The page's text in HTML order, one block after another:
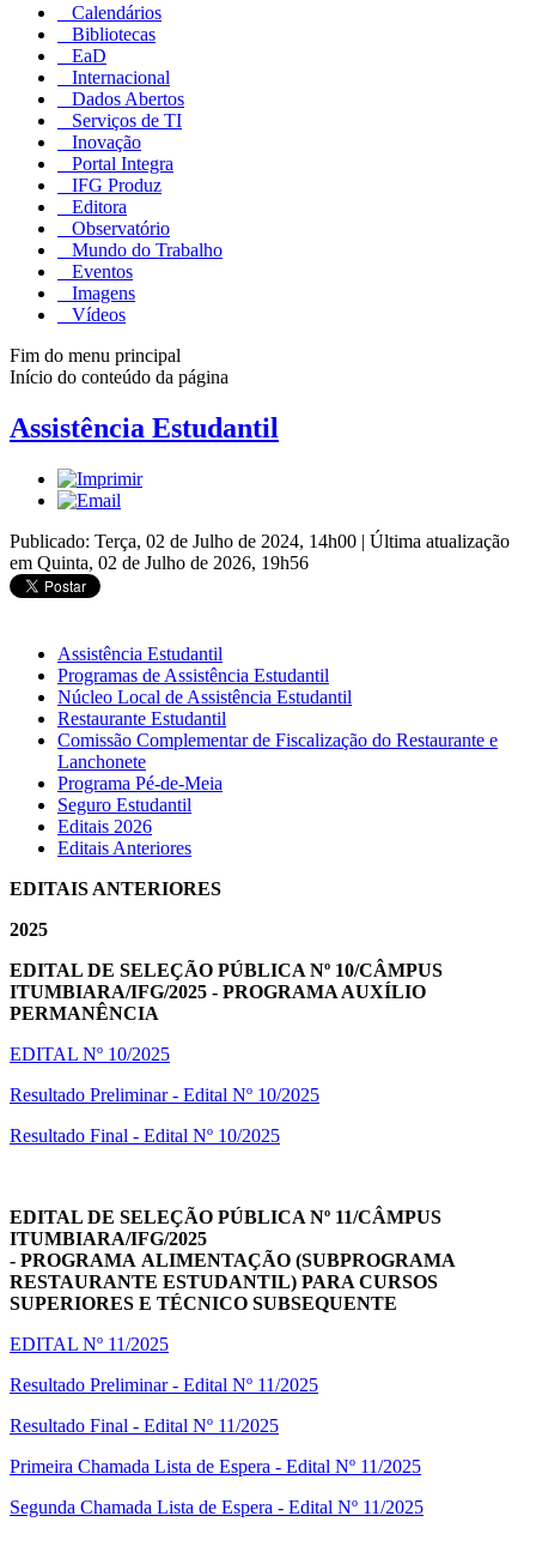
Calendários
Bibliotecas
EaD
Internacional
Dados Abertos
Serviços de TI
Inovação
Portal Integra
IFG Produz
Editora
Observatório
Mundo do Trabalho
Eventos
Imagens
Vídeos
Fim do menu principal
Início do conteúdo da página
Assistência Estudantil
Publicado: Terça, 02 de Julho de 2024, 14h00 | Última atualização
em Quinta, 02 de Julho de 2026, 19h56
Assistência Estudantil
Programas de Assistência Estudantil
Núcleo Local de Assistência Estudantil
Restaurante Estudantil
Comissão Complementar de Fiscalização do Restaurante e
Lanchonete
Programa Pé-de-Meia
Seguro Estudantil
Editais 2026
Editais Anteriores
EDITAIS ANTERIORES
2025
EDITAL DE SELEÇÃO PÚBLICA Nº 10/CÂMPUS
ITUMBIARA/IFG/2025 - PROGRAMA AUXÍLIO
PERMANÊNCIA
EDITAL Nº 10/2025
Resultado Preliminar - Edital Nº 10/2025
Resultado Final - Edital Nº 10/2025
EDITAL DE SELEÇÃO PÚBLICA Nº 11/CÂMPUS
ITUMBIARA/IFG/2025
- PROGRAMA ALIMENTAÇÃO (SUBPROGRAMA
RESTAURANTE ESTUDANTIL) PARA CURSOS
SUPERIORES E TÉCNICO SUBSEQUENTE
EDITAL Nº 11/2025
Resultado Preliminar - Edital Nº 11/2025
Resultado Final - Edital Nº 11/2025
Primeira Chamada Lista de Espera - Edital Nº 11/2025
Segunda Chamada Lista de Espera - Edital Nº 11/2025